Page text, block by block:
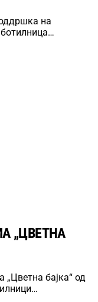
на
„ЦВЕТНА
„Цветна бајка“ од